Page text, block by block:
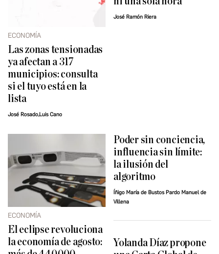
ECONOMÍA
Las zonas tensionadas
ya afectan a 317
municipios: consulta
si el tuyo está en la
lista
José Rosado,Luis Cano
José Ramón Riera
ECONOMÍA
El eclipse revoluciona
la economía de agosto:
Poder sin conciencia,
influencia sin límite:
la ilusión del
algoritmo
Íñigo María de Bustos Pardo Manuel de
Villena
Yolanda Díaz propone